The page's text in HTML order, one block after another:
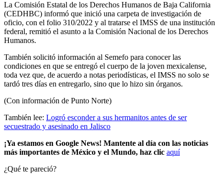
La Comisión Estatal de los Derechos Humanos de Baja California
(CEDHBC) informó que inició una carpeta de investigación de
oficio, con el folio 310/2022 y al tratarse el IMSS de una institución
federal, remitió el asunto a la Comisión Nacional de los Derechos
Humanos.
También solicitó información al Semefo para conocer las
condiciones en que se entregó el cuerpo de la joven mexicalense,
toda vez que, de acuerdo a notas periodísticas, el IMSS no solo se
tardó tres días en entregarlo, sino que lo hizo sin órganos.
(Con información de Punto Norte)
También lee: Logró esconder a sus hermanitos antes de ser
secuestrado y asesinado en Jalisco
¡Ya estamos en Google News! Mantente al día con las noticias
más importantes de México y el Mundo, haz clic aquí
¿Qué te pareció?